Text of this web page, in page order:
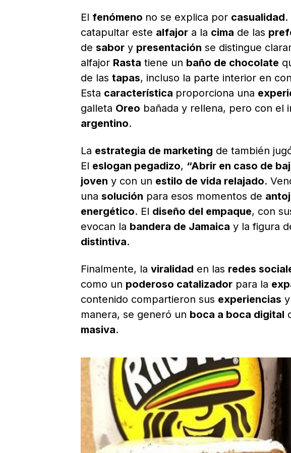
El fenómeno no se explica por casualidad.
catapultar este alfajor a la cima de las
de sabor y presentación se distingue
alfajor Rasta tiene un baño de chocolate
de las tapas, incluso la parte interior en
Esta característica proporciona una
galleta Oreo bañada y rellena, pero con el
argentino.
La estrategia de marketing de también
El eslogan pegadizo, “Abrir en caso de
joven y con un estilo de vida relajado.
una solución para esos momentos de
energético. El diseño del empaque, con
evocan la bandera de Jamaica y la figura
distintiva.
Finalmente, la viralidad en las redes
como un poderoso catalizador para la
contenido compartieron sus experiencias y
manera, se generó un boca a boca digital
masiva.